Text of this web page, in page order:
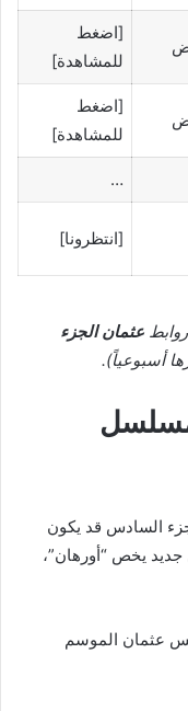
[اضغط
للمشاهدة]
[اضغط
للمشاهدة]
…
[انتظرونا]
عثمان الجزء
أسبوعياً).
السادس قد يكون
جديد يخص “أورهان”،
عثمان الموسم